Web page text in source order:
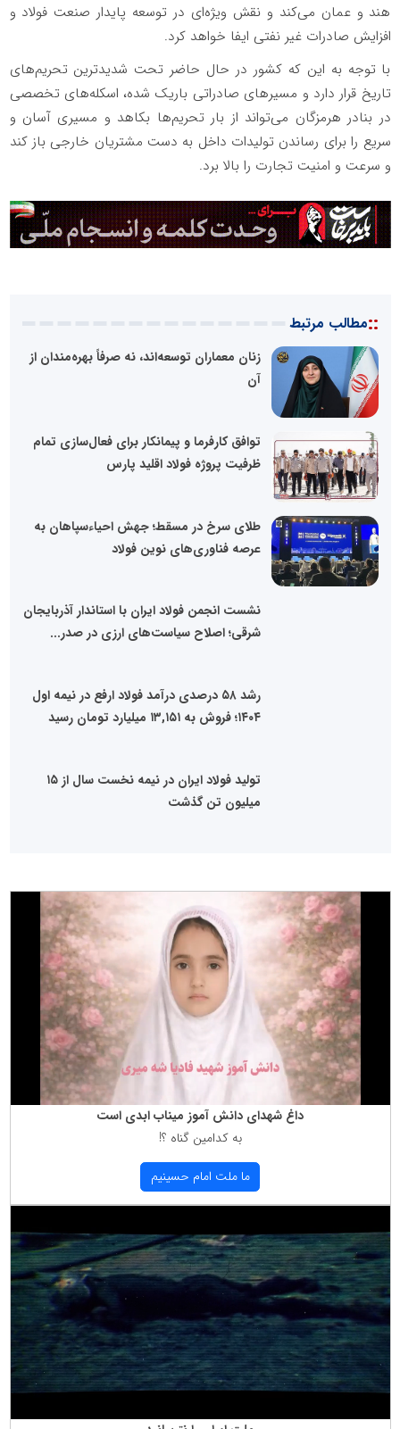
هند و عمان می‌کند و نقش ویژه‌ای در توسعه پایدار صنعت فولاد و
افزایش صادرات غیر نفتی ایفا خواهد کرد.
با توجه به این که کشور در حال حاضر تحت شدیدترین تحریم‌های
تاریخ قرار دارد و مسیرهای صادراتی باریک شده، اسکله‌های تخصصی
در بنادر هرمزگان می‌تواند از بار تحریم‌ها بکاهد و مسیری آسان و
سریع را برای رساندن تولیدات داخل به دست مشتریان خارجی باز کند
و سرعت و امنیت تجارت را بالا ‌برد.
::مطالب مرتبط
زنان معماران توسعه‌اند، نه صرفاً بهره‌مندان از
آن
توافق کارفرما و پیمانکار برای فعال‌سازی تمام
ظرفیت پروژه فولاد اقلید پارس
طلای سرخ در مسقط؛ جهش احیاء‌سپاهان به
عرصه فناوری‌های نوین فولاد
نشست انجمن فولاد ایران با استاندار آذربایجان
شرقی؛ اصلاح سیاست‌های ارزی در صدر...
رشد ۵۸ درصدی درآمد فولاد ارفع در نیمه اول
۱۴۰۴؛ فروش به ۱۳,۱۵۱ میلیارد تومان رسید
تولید فولاد ایران در نیمه نخست سال از ۱۵
میلیون تن گذشت
داغ شهدای دانش آموز میناب ابدی است
به كدامین گناه ؟!
ما ملت امام حسینیم